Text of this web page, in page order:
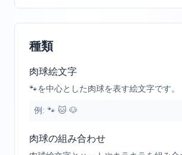
種類
肉球絵文字
🐾を中心とした肉球を表す絵文字です。
例: 🐾 🐱 🐶
肉球の組み合わせ